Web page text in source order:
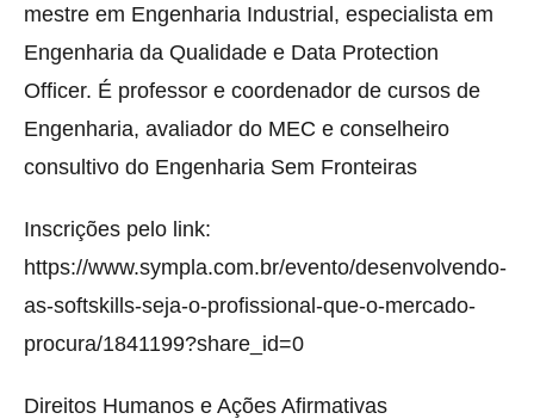
mestre em Engenharia Industrial, especialista em
Engenharia da Qualidade e Data Protection
Officer. É professor e coordenador de cursos de
Engenharia, avaliador do MEC e conselheiro
consultivo do Engenharia Sem Fronteiras
Inscrições pelo link:
https://www.sympla.com.br/evento/desenvolvendo-
as-softskills-seja-o-profissional-que-o-mercado-
procura/1841199?share_id=0
Direitos Humanos e Ações Afirmativas